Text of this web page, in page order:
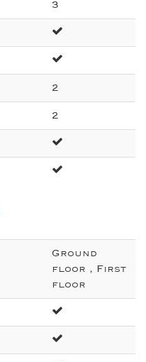
3
2
2
Ground
floor , First
floor